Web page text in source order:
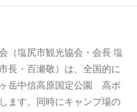
（塩尻市観光協会・会長 塩
長・百瀬敬）は、全国的に
岳中信高原国定公園 高ボ
ます。同時にキャンプ場の